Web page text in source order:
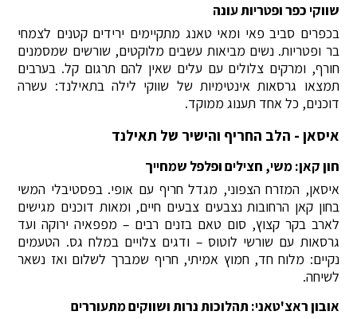
שווקי כפר ופטריות עונה
בכפרים סביב פאי ומאי טאנג מתקיימים ירידים קטנים לצמחי
בר ופטריות. נשים מביאות עשבים מלוקטים, שורשים שמסמנים
חורף, ומרקים צלולים עם עלים שאין להם תרגום קל. בערבים
תמצאו גרסאות אינטימיות של שווקי לילה בתאילנד: עשרה
דוכנים, כל אחד תענוג ממוקד.
איסאן - הלב החריף והישיר של תאילנד
חון קאן: משי, חצילים ופלפל שמחייך
איסאן, המזרח הצפוני, מגדל חריף עם אופי. בפסטיבלי המשי
בחון קאן הרחובות נצבעים צבעים חיים, ומאות דוכנים מגישים
לארב בקר קצוץ, סום טאם בזנים רבים – מפפאיה ירוקה ועד
גרסאות עם שורשי לוטוס – ודגים צלויים במלח גס. הטעמים
נקיים: מלוח חד, חמוץ אמיתי, חריף שמברך לשלום ואז נשאר
לשיחה.
אובון ראצ'טאני: תהלוכות נרות ושווקים מתעוררים